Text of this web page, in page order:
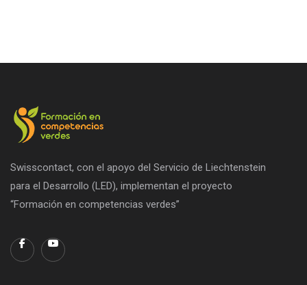
Swisscontact, con el apoyo del Servicio de Liechtenstein
para el Desarrollo (LED), implementan el proyecto
“Formación en competencias verdes”